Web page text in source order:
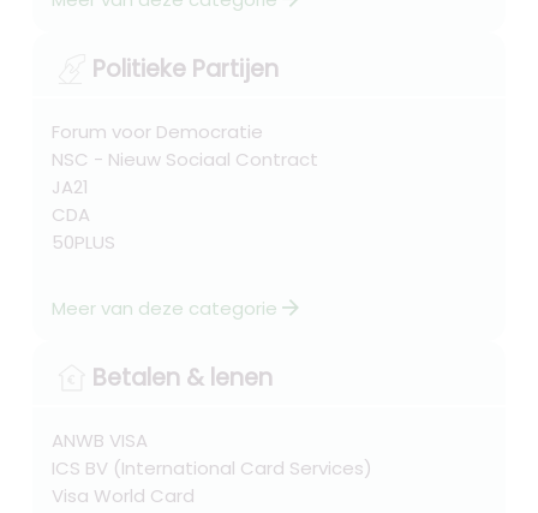
Politieke Partijen
Forum voor Democratie
NSC - Nieuw Sociaal Contract
JA21
CDA
50PLUS
Meer van deze categorie arrow_forward
Betalen & lenen
ANWB VISA
ICS BV (International Card Services)
Visa World Card